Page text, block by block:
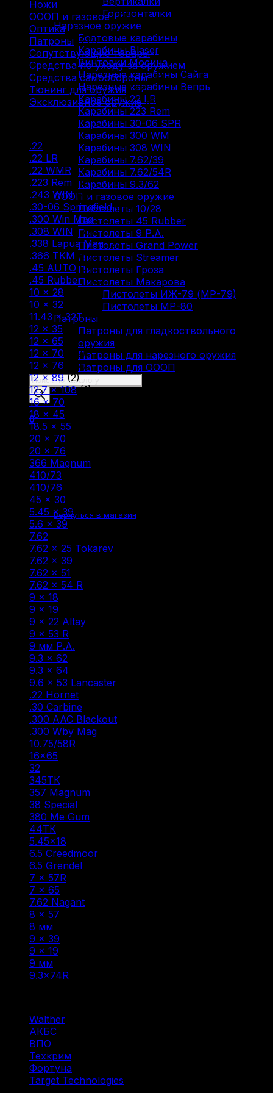
Горизонталки
Нарезное оружие
Болтовые карабины
Карабины Blaser
Винтовки Мосина
Нарезные карабины Сайга
Нарезные карабины Вепрь
Карабины 22 LR
Карабины 223 Rem
Карабины 30-06 SPR
Карабины 300 WM
Карабины 308 WIN
Карабины 7.62/39
Карабины 7.62/54R
Карабины 9.3/62
ОООП и газовое оружие
Пистолеты 10/28
Пистолеты 45 Rubber
Пистолеты 9 Р.А.
Пистолеты Grand Power
Пистолеты Streamer
Пистолеты Гроза
Пистолеты Макарова
Пистолеты ИЖ-79 (МР-79)
Пистолеты МР-80
Патроны
Патроны для гладкоствольного
оружия
Патроны для нарезного оружия
Патроны для ОООП
Поиск
товаров
0
Корзина пуста.
Вернуться в магазин
Ножи
ОООП и газовое (71)
Оптика (12)
Патроны (211)
Сопутствующие товары (13)
Средства по уходу за оружием
Средства самообороны (6)
Тюнинг для оружия (37)
Эксклюзивное оружие (6)
.22
.22 LR
(29)
.22 WMR
(3)
.223 Rem (18)
.243 WIN (4)
.30-06 Springfield (18)
.300 Win Mag (12)
.308 WIN (30)
.338 Lapua Mag (2)
.366 ТКМ (5)
.45 AUTO (2)
.45 Rubber (10)
10 × 28
10 × 32
11.43 × 32T (1)
12 × 35
12 × 65
12 × 70
(82)
12 × 76
(67)
12 × 89 (2)
12.7 × 108 (1)
16 × 70
18 × 45
18.5 × 55
20 × 70
20 × 76
366 Magnum
410/73
410/76
45 × 30
5.45 × 39 (4)
5.6 × 39 (2)
7.62
7.62 × 25 Tokarev
7.62 × 39
7.62 × 51
7.62 × 54 R
9 × 18
9 × 19
9 × 22 Altay
9 × 53 R
9 мм Р.А.
9.3 × 62
9.3 × 64
9.6 × 53 Lancaster
.22 Hornet
.30 Carbine
.300 AAC Blackout
.300 Wby Mag
10.75/58R
16×65
32
345ТК
357 Magnum
38 Special
380 Me Gum
44ТК
5.45×18
6.5 Creedmoor
6.5 Grendel
7 × 57R
7 × 65
7.62 Nagant
8 × 57
8 мм
9 × 39
9 x 19
9 мм
9.3×74R
Walther
АКБС
ВПО
Техкрим
Фортуна
Target Technologies